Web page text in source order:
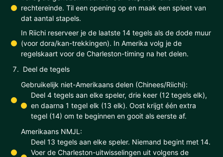
rechtereinde. Til een opening op en maak een spleet van
dat aantal stapels.
In Riichi reserveer je de laatste 14 tegels als de dode muur
(voor dora/kan-trekkingen). In Amerika volg je de
regelskaart voor de Charleston-timing na het delen.
Deel de tegels
Gebruikelijk niet-Amerikaans delen (Chinees/Riichi):
Deel 4 tegels aan elke speler, drie keer (12 tegels elk),
en daarna 1 tegel elk (13 elk). Oost krijgt één extra
tegel (14) om te beginnen en gooit als eerste af.
Amerikaans NMJL:
Deel 13 tegels aan elke speler. Niemand begint met 14.
Voer de Charleston-uitwisselingen uit volgens de